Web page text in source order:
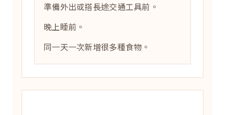
準備外出或搭長途交通工具前。
晚上睡前。
同一天一次新增很多種食物。